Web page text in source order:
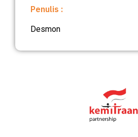
Penulis :
Desmon